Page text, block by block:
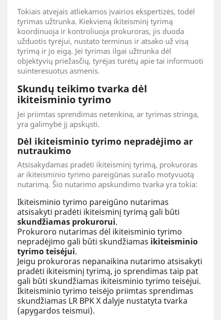
Tokiais atvejais atliekamos įvairios ekspertizės, todėl
tyrimas užtrunka. Kiekvieną ikiteisminį tyrimą
koordinuoja ir kontroliuoja prokuroras, jis duoda
užduotis tyrėjui, nustato terminus ir atsako už visą
tyrimą ir jo eigą. Jei tyrimas ilgai užtrunka dėl
objektyvių priežasčių, tyrėjas turėtų apie tai informuoti
suinteresuotus asmenis.
Skundų teikimo tvarka dėl
ikiteisminio tyrimo
Jei priimtas sprendimas netenkina, ar tyrimas stringa,
yra galimybė jį apskųsti.
Dėl ikiteisminio tyrimo nepradėjimo ar
nutraukimo
Atsisakydamas pradėti ikiteisminį tyrimą, prokuroras
ar ikiteisminio tyrimo pareigūnas surašo motyvuotą
nutarimą. Šio nutarimo apskundimo tvarka yra tokia:
Ikiteisminio tyrimo pareigūno nutarimas
atsisakyti pradėti ikiteisminį tyrimą gali būti
skundžiamas prokurorui.
Prokuroro nutarimas dėl ikiteisminio tyrimo
nepradėjimo gali būti skundžiamas ikiteisminio
tyrimo teisėjui.
Jeigu prokuroras nepanaikina nutarimo atsisakyti
pradėti ikiteisminį tyrimą, jo sprendimas taip pat
gali būti skundžiamas ikiteisminio tyrimo teisėjui.
Ikiteisminio tyrimo teisėjo priimtas sprendimas
skundžiamas LR BPK X dalyje nustatyta tvarka
(apygardos teismui).